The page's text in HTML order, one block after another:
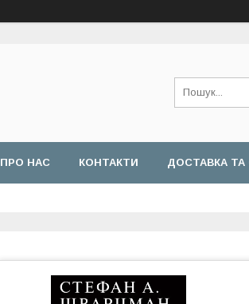
ПРО НАС КОНТАКТИ ДОСТАВКА ТА